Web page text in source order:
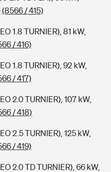
(8566 / 415)
1.8 TURNIER), 81 kW,
/ 416)
1.8 TURNIER), 92 kW,
/ 417)
2.0 TURNIER), 107 kW,
/ 418)
2.5 TURNIER), 125 kW,
/ 419)
2.0 TD TURNIER), 66 kW,